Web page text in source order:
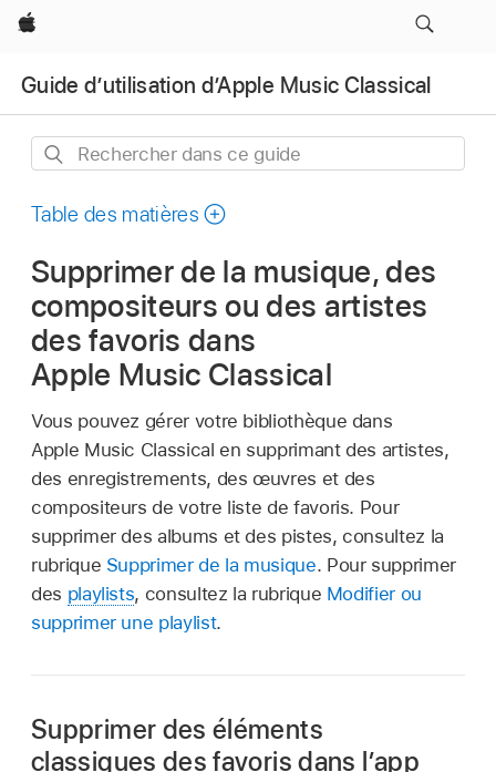
Apple
Guide d’utilisation d’Apple Music Classical
Rechercher
ce
Table des matières
Supprimer de la musique, des
compositeurs ou des artistes
des favoris dans
Apple Music Classical
Vous pouvez gérer votre bibliothèque dans
Apple Music Classical en supprimant des artistes,
des enregistrements, des œuvres et des
compositeurs de votre liste de favoris. Pour
supprimer des albums et des pistes, consultez la
rubrique Supprimer de la musique. Pour supprimer
des playlists, consultez la rubrique Modifier ou
supprimer une playlist.
Supprimer des éléments
classiques des favoris dans l’app